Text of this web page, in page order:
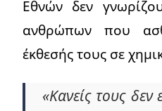
Εθνών δεν
ανθρώπων που
έκθεσής τους σε
«Κανείς τους δεν